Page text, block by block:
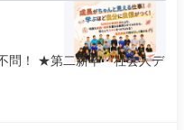
問！ ★第二新卒・社会人デ